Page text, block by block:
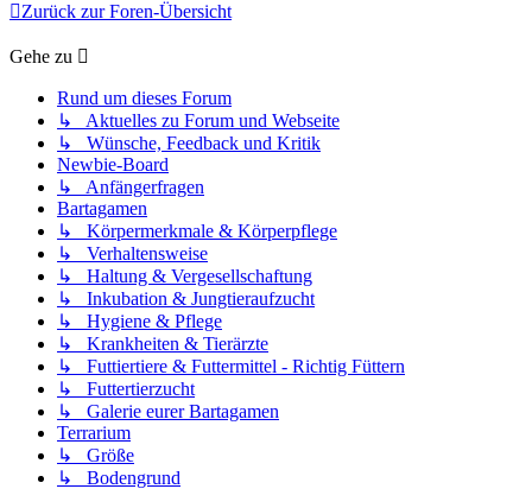
Zurück zur Foren-Übersicht
Gehe zu
Rund um dieses Forum
↳ Aktuelles zu Forum und Webseite
↳ Wünsche, Feedback und Kritik
Newbie-Board
↳ Anfängerfragen
Bartagamen
↳ Körpermerkmale & Körperpflege
↳ Verhaltensweise
↳ Haltung & Vergesellschaftung
↳ Inkubation & Jungtieraufzucht
↳ Hygiene & Pflege
↳ Krankheiten & Tierärzte
↳ Futtiertiere & Futtermittel - Richtig Füttern
↳ Futtertierzucht
↳ Galerie eurer Bartagamen
Terrarium
↳ Größe
↳ Bodengrund